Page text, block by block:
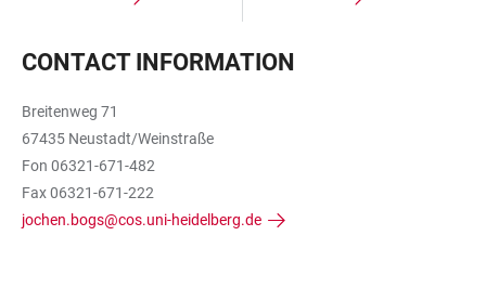
CONTACT INFORMATION
Breitenweg 71
67435 Neustadt/Weinstraße
Fon 06321-671-482
Fax 06321-671-222
jochen.bogs@cos.uni-heidelberg.de